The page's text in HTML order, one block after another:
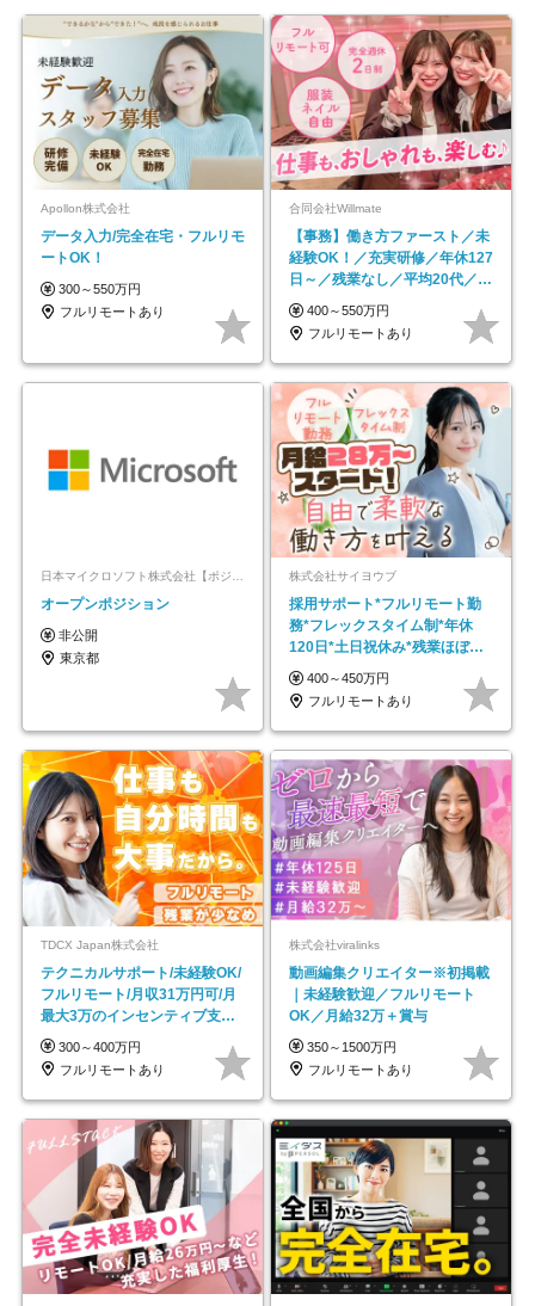
Apollon株式会社
データ入力/完全在宅・フルリモ
ートOK！
300～550万円
フルリモートあり
合同会社Willmate
【事務】働き方ファースト／未
経験OK！／充実研修／年休127
日～／残業なし／平均20代／リ
モートOK
400～550万円
フルリモートあり
日本マイクロソフト株式会社【ポジションマッチ登録】
オープンポジション
非公開
東京都
株式会社サイヨウブ
採用サポート*フルリモート勤
務*フレックスタイム制*年休
120日*土日祝休み*残業ほぼな
し*育児中社員8割以上
400～450万円
フルリモートあり
TDCX Japan株式会社
テクニカルサポート/未経験OK/
フルリモート/月収31万円可/月
最大3万のインセンティブ支給/
平均年齢33歳
300～400万円
フルリモートあり
株式会社viralinks
動画編集クリエイター※初掲載
｜未経験歓迎／フルリモート
OK／月給32万＋賞与
350～1500万円
フルリモートあり